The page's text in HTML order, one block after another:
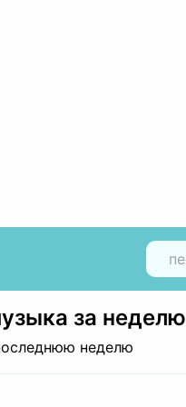
за неделю
неделю